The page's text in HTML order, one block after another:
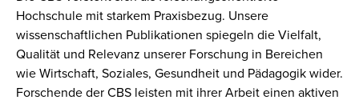
Hochschule mit starkem Praxisbezug. Unsere
wissenschaftlichen Publikationen spiegeln die Vielfalt,
Qualität und Relevanz unserer Forschung in Bereichen
wie Wirtschaft, Soziales, Gesundheit und Pädagogik wider.
Forschende der CBS leisten mit ihrer Arbeit einen aktiven